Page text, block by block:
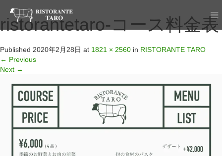
ristorantetaro-コース料金表
Published 2020年2月28日 at 1821 × 2560 in RISTORANTE TARO
← Previous
Next →